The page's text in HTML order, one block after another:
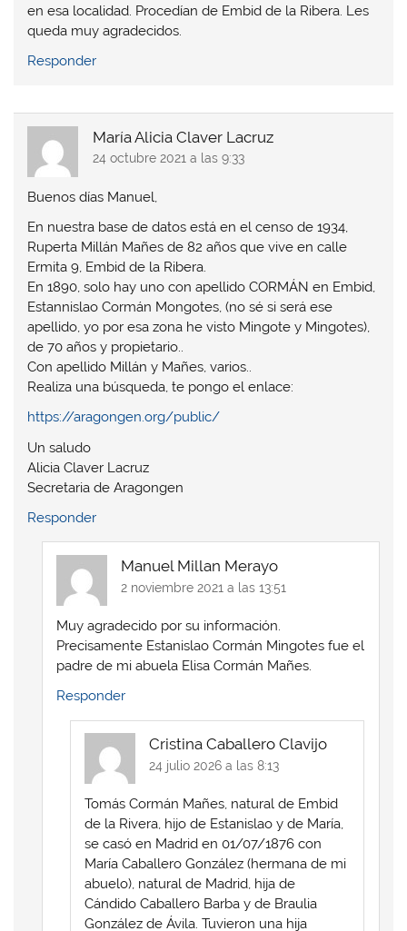
en esa localidad. Procedían de Embid de la Ribera. Les
queda muy agradecidos.
Responder
María Alicia Claver Lacruz
24 octubre 2021 a las 9:33
Buenos días Manuel,
En nuestra base de datos está en el censo de 1934,
Ruperta Millán Mañes de 82 años que vive en calle
Ermita 9, Embid de la Ribera.
En 1890, solo hay uno con apellido CORMÁN en Embid,
Estannislao Cormán Mongotes, (no sé si será ese
apellido, yo por esa zona he visto Mingote y Mingotes),
de 70 años y propietario..
Con apellido Millán y Mañes, varios..
Realiza una búsqueda, te pongo el enlace:
https://aragongen.org/public/
Un saludo
Alicia Claver Lacruz
Secretaria de Aragongen
Responder
Manuel Millan Merayo
2 noviembre 2021 a las 13:51
Muy agradecido por su información.
Precisamente Estanislao Cormán Mingotes fue el
padre de mi abuela Elisa Cormán Mañes.
Responder
Cristina Caballero Clavijo
24 julio 2026 a las 8:13
Tomás Cormán Mañes, natural de Embid
de la Rivera, hijo de Estanislao y de María,
se casó en Madrid en 01/07/1876 con
María Caballero González (hermana de mi
abuelo), natural de Madrid, hija de
Cándido Caballero Barba y de Braulia
González de Ávila. Tuvieron una hija